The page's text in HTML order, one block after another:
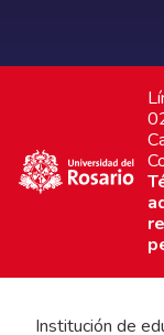
Institución de